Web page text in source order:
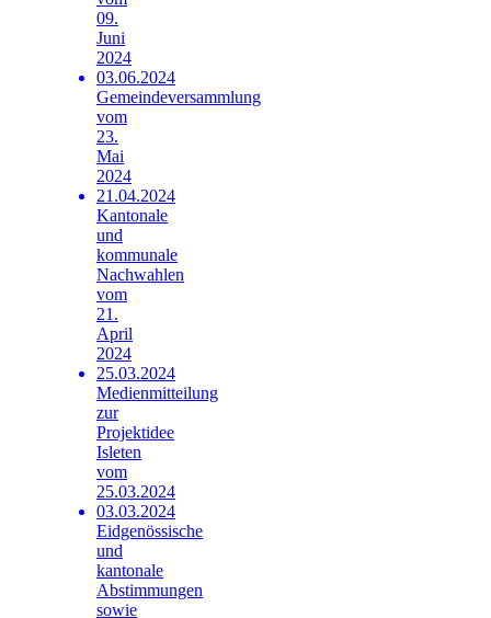
09.
Juni
2024
03.06.2024
Gemeindeversammlung
vom
23.
Mai
2024
21.04.2024
Kantonale
und
kommunale
Nachwahlen
vom
21.
April
2024
25.03.2024
Medienmitteilung
zur
Projektidee
Isleten
vom
25.03.2024
03.03.2024
Eidgenössische
und
kantonale
Abstimmungen
sowie